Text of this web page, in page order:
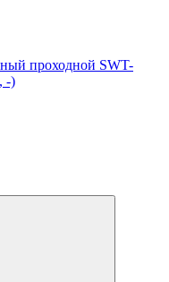
проходной SWT-
-)